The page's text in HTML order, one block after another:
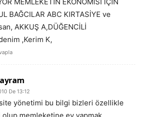
BAĞCILAR ABC KIRTASİYE ve
AKKUŞ A,DÜĞENCİLİ
,Kerim K,
De 13:12
yönetimi bu bilgi bizleri özellikle